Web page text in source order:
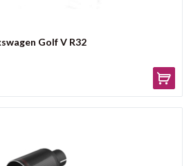
Golf V R32